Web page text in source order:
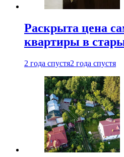
Раскрыта цена
квартиры в
2 года спустя2 года спустя